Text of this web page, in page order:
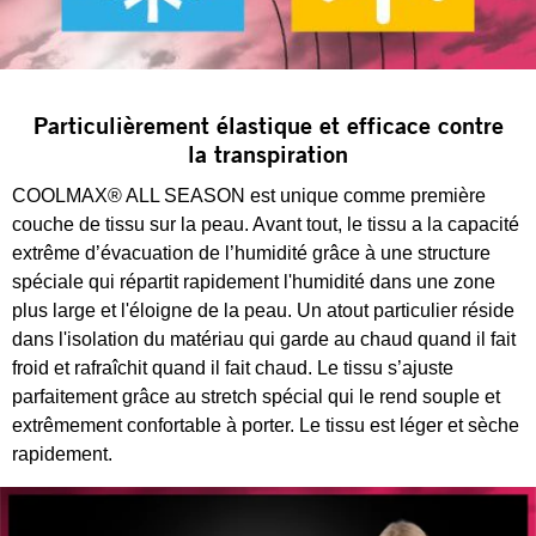
Particulièrement élastique et efficace contre
la transpiration
COOLMAX® ALL SEASON est unique comme première
couche de tissu sur la peau. Avant tout, le tissu a la capacité
extrême d’évacuation de l’humidité grâce à une structure
spéciale qui répartit rapidement l'humidité dans une zone
plus large et l'éloigne de la peau. Un atout particulier réside
dans l'isolation du matériau qui garde au chaud quand il fait
froid et rafraîchit quand il fait chaud. Le tissu s’ajuste
parfaitement grâce au stretch spécial qui le rend souple et
extrêmement confortable à porter. Le tissu est léger et sèche
rapidement.